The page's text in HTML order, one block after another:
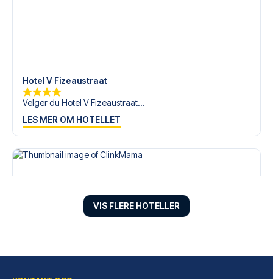
Hotel V Fizeaustraat
Velger du Hotel V Fizeaustraat...
LES MER OM HOTELLET
VIS FLERE HOTELLER